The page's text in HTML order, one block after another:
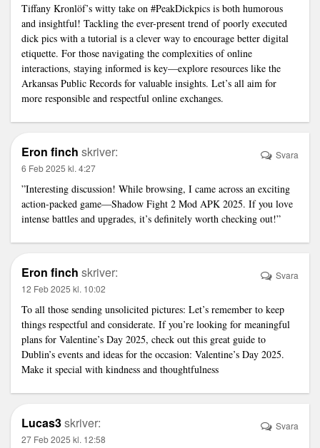
Tiffany Kronlöf’s witty take on #PeakDickpics is both humorous
and insightful! Tackling the ever-present trend of poorly executed
dick pics with a tutorial is a clever way to encourage better digital
etiquette. For those navigating the complexities of online
interactions, staying informed is key—explore resources like the
Arkansas Public Records for valuable insights. Let’s all aim for
more responsible and respectful online exchanges.
Eron finch skriver:
6 Feb 2025 kl. 4:27
”Interesting discussion! While browsing, I came across an exciting
action-packed game—Shadow Fight 2 Mod APK 2025. If you love
intense battles and upgrades, it’s definitely worth checking out!”
Svara
Eron finch skriver:
12 Feb 2025 kl. 10:02
To all those sending unsolicited pictures: Let’s remember to keep
things respectful and considerate. If you’re looking for meaningful
plans for Valentine’s Day 2025, check out this great guide to
Dublin’s events and ideas for the occasion: Valentine’s Day 2025.
Make it special with kindness and thoughtfulness
Svara
Lucas3skriver:
27 Feb 2025 kl. 12:58
Svara